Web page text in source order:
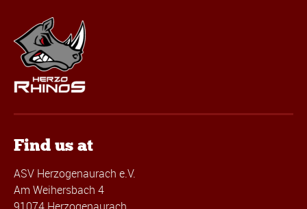
Find us at
ASV Herzogenaurach e.V.
Am Weihersbach 4